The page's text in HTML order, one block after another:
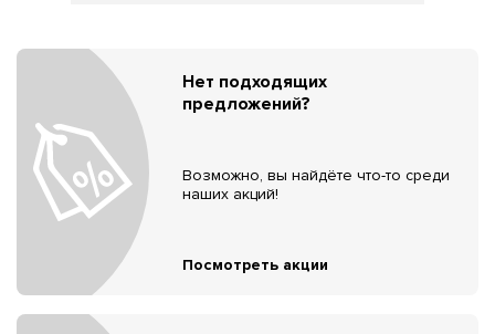
Нет подходящих
предложений?
Возможно, вы найдёте что-то среди
наших акций!
Посмотреть акции